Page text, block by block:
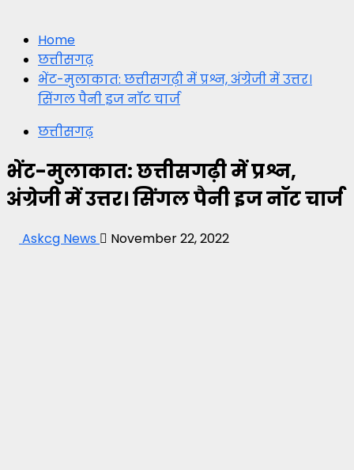
Home
छत्तीसगढ़
भेंट-मुलाकात: छत्तीसगढ़ी में प्रश्न, अंग्रेजी में उत्तर।
सिंगल पैनी इज नॉट चार्ज
छत्तीसगढ़
भेंट-मुलाकात: छत्तीसगढ़ी में प्रश्न,
अंग्रेजी में उत्तर। सिंगल पैनी इज नॉट चार्ज
Askcg News November 22, 2022